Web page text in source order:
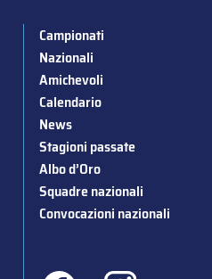
Campionati
Nazionali
Amichevoli
Calendario
News
Stagioni passate
Albo d’Oro
Squadre nazionali
Convocazioni nazionali